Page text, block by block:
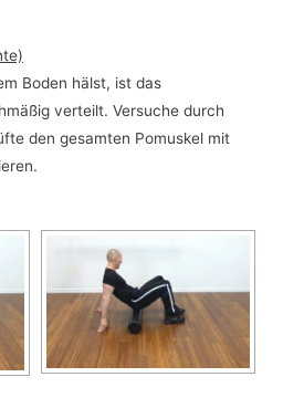
Boden hälst, ist das
verteilt. Versuche durch
den gesamten Pomuskel mit